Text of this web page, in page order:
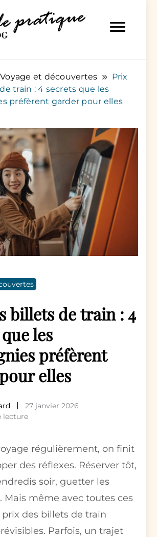
Voyage et découvertes
Prix
train : 4 secrets que les
préfèrent garder pour elles
billets de train : 4
les
préfèrent
elles
27 janvier 2026
lecture
régulièrement, on finit
des réflexes. Réserver tôt,
soir, guetter les
Mais même avec toutes ces
prix des billets de train
Parfois, un trajet